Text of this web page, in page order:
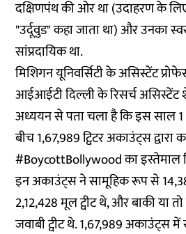
दक्षिणपंथ की ओर था (उदाहरण के
"उर्दूवुड" कहा जाता था) और उनका
सांप्रदायिक था.
मिशिगन यूनिवर्सिटी के असिस्टेंट
आईआईटी दिल्ली के रिसर्च
अध्ययन से पता चला है कि इस साल
बीच 1,67,989 ट्विटर अकाउंट्स
#BoycottBollywood का इस्तेमाल
इन अकाउंट्स ने सामूहिक रूप से
2,12,428 मूल ट्वीट थे, और बाकी या तो
जवाबी ट्वीट थे. 1,67,989 अकाउंट्स